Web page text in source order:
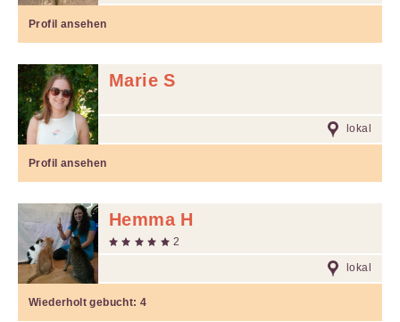
Profil ansehen
Marie S
lokal
Profil ansehen
Hemma H
2
lokal
Wiederholt gebucht:4